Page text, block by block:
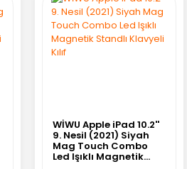
WİWU Apple iPad 10.2''
9. Nesil (2021) Siyah
Mag Touch Combo
Led Işıklı Magnetik